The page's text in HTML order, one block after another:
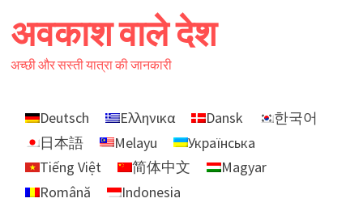
to
content
अवकाश वाले देश
अच्छी और सस्ती यात्रा की जानकारी
Deutsch Ελληνικα Dansk
한국어
日本語
Melayu
Українська
Tiếng Việt
简体中文
Magyar
Română
Indonesia